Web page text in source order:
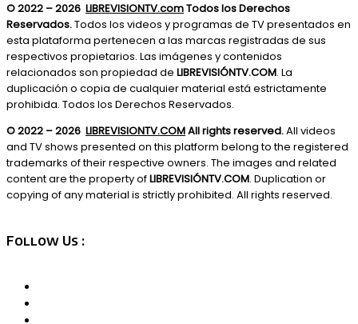
© 2022 – 2026 LIBREVISIONTV.comTodos los Derechos
Reservados.Todos los videos y programas de TV presentados en
esta plataforma pertenecen a las marcas registradas de sus
respectivos propietarios. Las imágenes y contenidos
relacionados son propiedad de LIBREVISIÓNTV.COM. La
duplicación o copia de cualquier material está estrictamente
prohibida. Todos los Derechos Reservados.
© 2022 – 2026 LIBREVISIONTV.COMAll rights reserved.All videos
and TV shows presented on this platform belong to the registered
trademarks of their respective owners. The images and related
content are the property ofLIBREVISIÓNTV.COM. Duplication or
copying of any material is strictly prohibited. All rights reserved.
Follow Us :